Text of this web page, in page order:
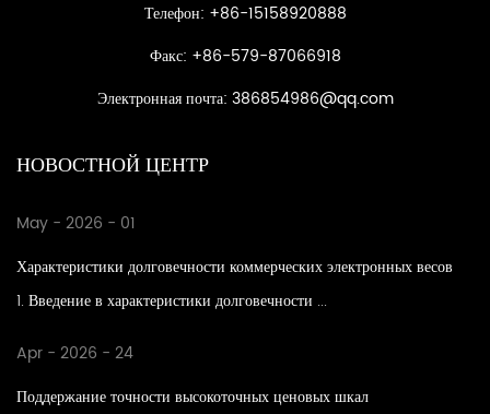
Телефон: +86-15158920888
Факс: +86-579-87066918
Электронная почта: 386854986@qq.com
НОВОСТНОЙ ЦЕНТР
May - 2026 - 01
Характеристики долговечности коммерческих электронных весов
1. Введение в характеристики долговечности ...
Apr - 2026 - 24
Поддержание точности высокоточных ценовых шкал